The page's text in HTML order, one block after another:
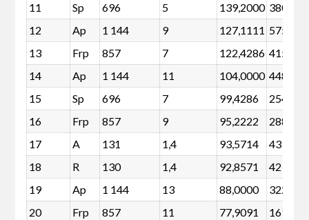
11
Sp 696 5 139,2000 380
12
Ap 1 144 9 127,1111 575
13
Frp 857 7 122,4286 415
14
Ap 1 144 11 104,0000 448
15
Sp 696 7 99,4286
254
16
Frp 857 9 95,2222
288
17
A 131 1,4 93,5714
43
18
R 130 1,4 92,8571
42
19
Ap 1 144 13 88,0000
322
20
Frp 857 11 77,9091
161